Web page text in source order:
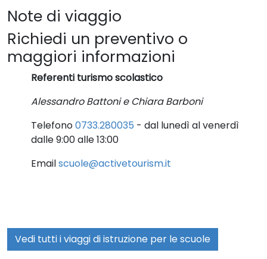
Note di viaggio
Richiedi un preventivo o
maggiori informazioni
Referenti turismo scolastico
Alessandro Battoni e Chiara Barboni
Telefono0733.280035 - dal lunedì al venerdì
dalle 9:00 alle 13:00
Emailscuole@activetourism.it
Vedi tutti i viaggi di istruzione per le scuole